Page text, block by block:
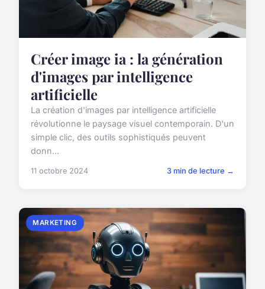
Créer image ia : la génération
d'images par intelligence
artificielle
La création d'images par intelligence artificielle
révolutionne le paysage visuel contemporain. D'un
simple clic, des outils sophistiqués peuvent
donn...
11 octobre 2024 3 min de lecture →
MARKETING